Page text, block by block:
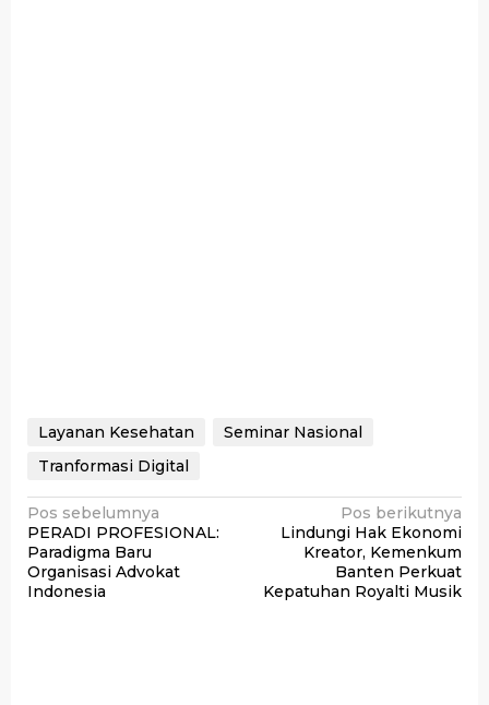
Layanan Kesehatan
Seminar Nasional
Tranformasi Digital
Navigasi
pos
Pos sebelumnya
PERADI PROFESIONAL:
Paradigma Baru
Organisasi Advokat
Indonesia
Pos berikutnya
Lindungi Hak Ekonomi
Kreator, Kemenkum
Banten Perkuat
Kepatuhan Royalti Musik